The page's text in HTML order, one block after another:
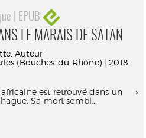
| EPUB
LE MARAIS DE SATAN
Auteur
(Bouches-du-Rhône) | 2018
est retrouvé dans un
Sa mort sembl...